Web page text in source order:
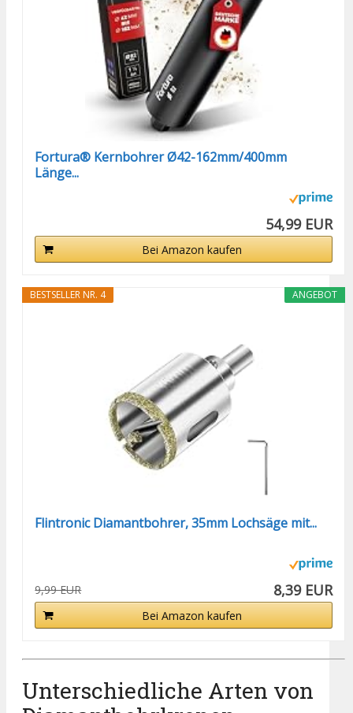
Fortura® Kernbohrer Ø42-162mm/400mm
Länge...
54,99 EUR
Bei Amazon kaufen
ANGEBOT
BESTSELLER NR. 4
Flintronic Diamantbohrer, 35mm Lochsäge mit...
9,99 EUR 8,39 EUR
Bei Amazon kaufen
Unterschiedliche Arten von